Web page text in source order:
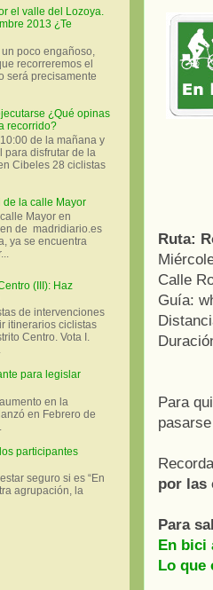
Ruta:
Calle
Guía:
Para
por las
Para
En bici
Lo
el valle del Lozoya.
2013 ¿Te
poco engañoso,
recorreremos el
será precisamente
¿Qué opinas
recorrido?
de la mañana y
para disfrutar de la
Cibeles 28 ciclistas
la calle Mayor
Mayor en
de madridiario.es
ya se encuentra
(III): Haz
de intervenciones
itinerarios ciclistas
Centro. Vota I.
para legislar
en la
en Febrero de
participantes
seguro si es “En
agrupación, la